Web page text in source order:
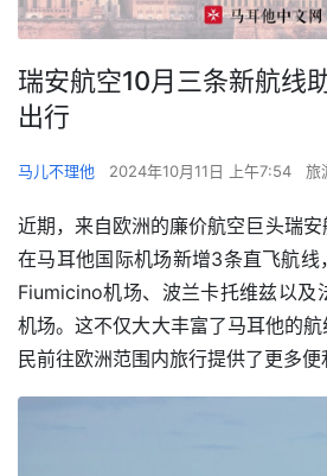
瑞安航空10月三条新航线
出行
马儿不理他 2024年10月11日 上午7:54 旅
近期，来自欧洲的廉价航空巨头瑞
在马耳他国际机场新增3条直飞航线
Fiumicino机场、波兰卡托维兹以及
机场。这不仅大大丰富了马耳他的
民前往欧洲范围内旅行提供了更多便